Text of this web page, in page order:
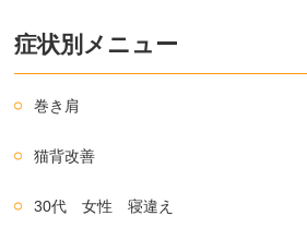
症状別メニュー
巻き肩
猫背改善
30代 女性 寝違え